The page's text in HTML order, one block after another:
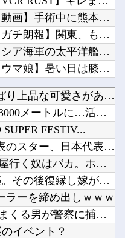
【動画】手術中に熊本地震直撃した動画がやばすぎると話題に・・・他
【ガチ朗報】関東、もう真夏の暑さが終わるかも他
ロシア海軍の太平洋艦隊、日本海やオホーツク海で軍事演習開始…ウクライナ支援続ける日本を威嚇...
【ウマ娘】暑い日は膝枕で日陰に入りたい。←「絶対に離れたくない場所だな」他
【悲報】立川志らく、ガチでブチギレてしまう！！！！！！他
【速報】日本の地震被害に支援したのに「韓国産の水は水洗トイレに」他
【ラブライブ！】??‍⬛「うちのオタクは社畜かボンボン」（世界の平均睡眠時間ランキングクイ...
【悲報】ぼく「才能がないなら努力をすれば良いじゃない」お前ら「努力できるのも才能だよ」他
夫さん、妻に「天井のシミ数えてれば終わるでな」と押し倒されて性行為 → 凄いことになるｗｗ...
【ウマ娘】昔の水着がそのまま入るジャーニー…まるで成長していない！？他
【にじさんじ】笹木、1週間ほど里に帰省他
ライザの公式AIゲーム、エッチすぎて始まる♥他
★【ワートリ】木虎はやっぱり上品な可愛さがあるな
【桜島噴火】 噴煙は一時約3000メートルに…活発な噴火活動...
FESTIV...
韓国人「サッカー元日本代表のスター、日本代表強化策として“韓...
【画像】 みい山作者「居酒屋行く奴はバカ。ホストの初回なら居...
【6/6】 嫁の浮気から再構築。その後復縁し嫁が妊娠したが計...
ラーを締め出しｗｗｗ
【動画】 走る車に石を投げまくる男が警察に捕まりボコボコにさ...
イベント？